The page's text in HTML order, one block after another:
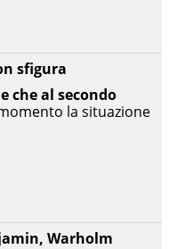
Warholm
sfigura
che al secondo
la situazione